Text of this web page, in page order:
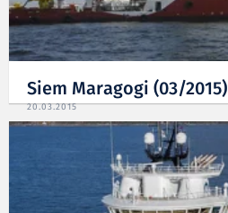
Siem Maragogi (03/2015)
20.03.2015